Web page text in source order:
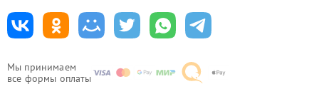
Мы принимаем
все формы оплаты